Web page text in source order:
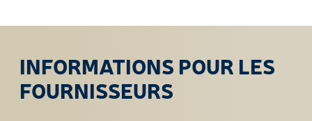
INFORMATIONS POUR LES
FOURNISSEURS